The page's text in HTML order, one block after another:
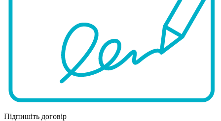
Підпишіть договір